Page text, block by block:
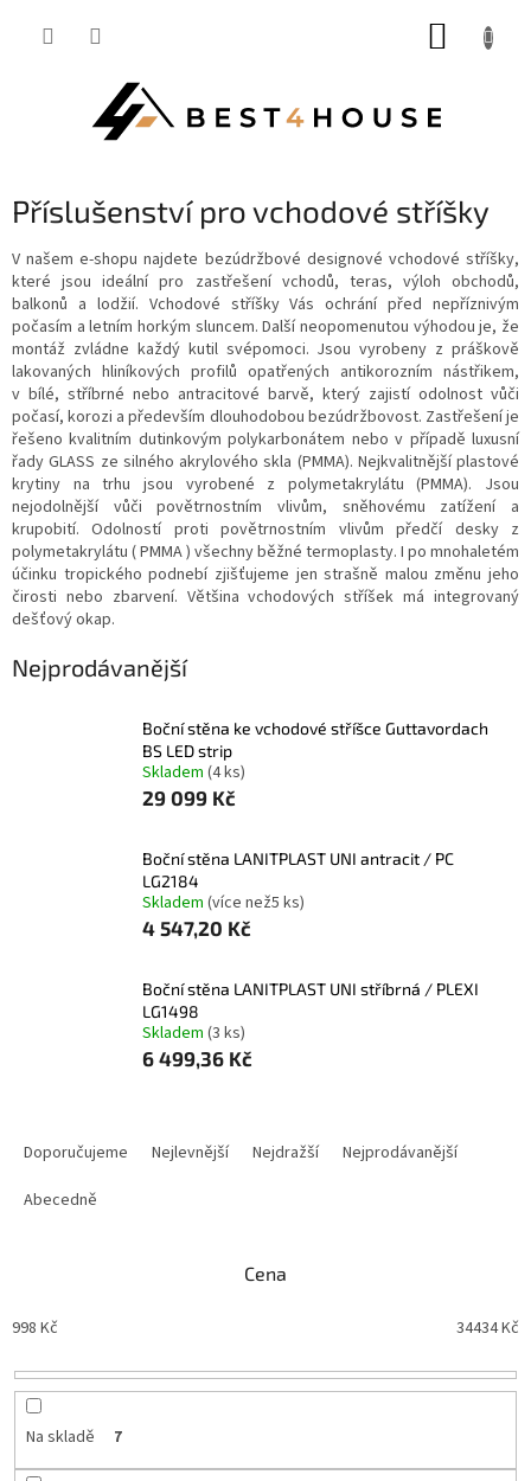
Příslušenství pro vchodové stříšky
V našem e-shopu najdete bezúdržbové designové vchodové stříšky,
které jsou ideální pro zastřešení vchodů, teras, výloh obchodů,
balkonů a lodžií. Vchodové stříšky Vás ochrání před nepříznivým
počasím a letním horkým sluncem. Další neopomenutou výhodou je, že
montáž zvládne každý kutil svépomoci. Jsou vyrobeny z práškově
lakovaných hliníkových profilů opatřených antikorozním nástřikem,
v bílé, stříbrné nebo antracitové barvě, který zajistí odolnost vůči
počasí, korozi a především dlouhodobou bezúdržbovost. Zastřešení je
řešeno kvalitním dutinkovým polykarbonátem nebo v případě luxusní
řady GLASS ze silného akrylového skla (PMMA). Nejkvalitnější plastové
krytiny na trhu jsou vyrobené z polymetakrylátu (PMMA). Jsou
nejodolnější vůči povětrnostním vlivům, sněhovému zatížení a
krupobití. Odolností proti povětrnostním vlivům předčí desky z
polymetakrylátu ( PMMA ) všechny běžné termoplasty. I po mnohaletém
účinku tropického podnebí zjišťujeme jen strašně malou změnu jeho
čirosti nebo zbarvení. Většina vchodových stříšek má integrovaný
dešťový okap.
Nejprodávanější
Boční stěna ke vchodové stříšce Guttavordach
BS LED strip
Skladem (4 ks)
29 099 Kč
boční stěna LANITPLAST UNI antracit / PC
LG2184
Skladem (více než5 ks)
4 547,20 Kč
boční stěna LANITPLAST UNI stříbrná / PLEXI
LG1498
Skladem (3 ks)
6 499,36 Kč
o
u
ů
Doporučujeme Nejlevnější Nejdražší
Nejprodávanější
Abecedně
Cena
998 Kč 34434Kč
Na skladě 7